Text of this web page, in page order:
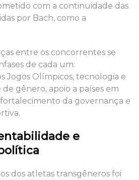
com a continuidade das
por Bach, como a
entre os concorrentes se
de cada um:
Jogos Olímpicos, tecnologia e
gênero, apoio a países em
da governança e
e
dos atletas transgêneros foi